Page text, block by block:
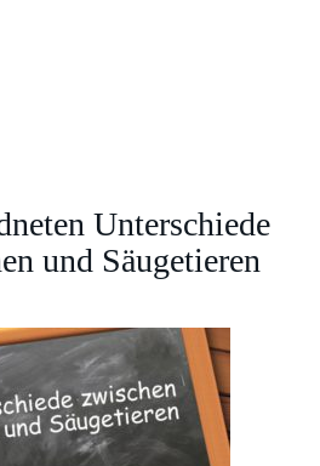
Unterschiede
und Säugetieren